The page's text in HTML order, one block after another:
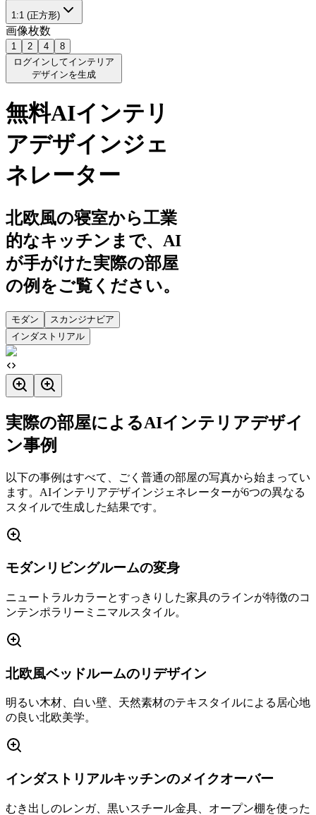
1:1 (正方形)
画像枚数
1 2 4
8
ログインしてインテリア
デザインを生成
無料AIインテリ
アデザインジェ
ネレーター
北欧風の寝室から工業
的なキッチンまで、AI
が手がけた実際の部屋
の例をご覧ください。
モダン
スカンジナビア
インダストリアル
実際の部屋によるAIインテリアデザイ
ン事例
以下の事例はすべて、ごく普通の部屋の写真から始まってい
ます。AIインテリアデザインジェネレーターが6つの異なる
スタイルで生成した結果です。
モダンリビングルームの変身
ニュートラルカラーとすっきりした家具のラインが特徴のコ
ンテンポラリーミニマルスタイル。
北欧風ベッドルームのリデザイン
明るい木材、白い壁、天然素材のテキスタイルによる居心地
の良い北欧美学。
インダストリアルキッチンのメイクオーバー
むき出しのレンガ、黒いスチール金具、オープン棚を使った